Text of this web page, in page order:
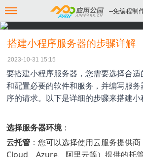
--免编程制
搭建小程序服务器的步骤详解
2023-10-31 15:15
要搭建小程序服务器，您需要选择合
和配置必要的软件和服务，并编写服
序的请求。以下是详细的步骤来搭建小
选择服务器环境：
云托管 ：您可以选择使用云服务提供
Cloud、Azure、阿里云等）提供的托